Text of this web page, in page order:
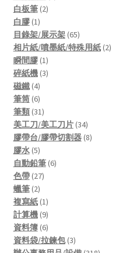
白板筆 22
白膠 11
product
目錄架/展示架 6565
products
相片紙/噴墨紙/特殊用紙 22
瞬間膠 11
product
碎紙機 33
磁鐵 44
products
筆筒 66
products
筆類 3131
products
美工刀/美工刀片 3434
products
膠帶台/膠帶切割器 88
膠水 55
products
自動鉛筆 66
色帶 2727
蠟筆 22
products
複寫紙 11
product
計算機 99
products
資料簿 66
products
資料袋/拉鍊包 33